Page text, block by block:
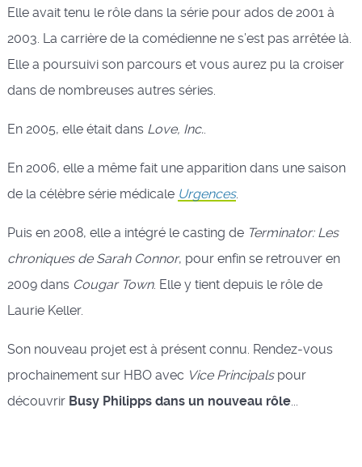
Elle avait tenu le rôle dans la série pour ados de 2001 à
2003. La carrière de la comédienne ne s’est pas arrêtée là.
Elle a poursuivi son parcours et vous aurez pu la croiser
dans de nombreuses autres séries.
En 2005, elle était dans Love, Inc..
En 2006, elle a même fait une apparition dans une saison
de la célèbre série médicale Urgences.
Puis en 2008, elle a intégré le casting de Terminator: Les
chroniques de Sarah Connor, pour enfin se retrouver en
2009 dans Cougar Town. Elle y tient depuis le rôle de
Laurie Keller.
Son nouveau projet est à présent connu. Rendez-vous
prochainement sur HBO avec Vice Principalspour
découvrir Busy Philipps dans un nouveau rôle...